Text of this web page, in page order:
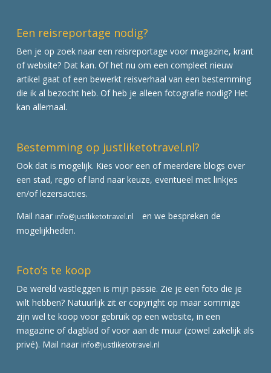
Een reisreportage nodig?
Ben je op zoek naar een reisreportage voor magazine, krant
of website? Dat kan. Of het nu om een compleet nieuw
artikel gaat of een bewerkt reisverhaal van een bestemming
die ik al bezocht heb. Of heb je alleen fotografie nodig? Het
kan allemaal.
Bestemming op justliketotravel.nl?
Ook dat is mogelijk. Kies voor een of meerdere blogs over
een stad, regio of land naar keuze, eventueel met linkjes
en/of lezersacties.
Mail naar info@justliketotravel.nl
en we bespreken de
mogelijkheden.
Foto’s te koop
De wereld vastleggen is mijn passie. Zie je een foto die je
wilt hebben? Natuurlijk zit er copyright op maar sommige
zijn wel te koop voor gebruik op een website, in een
magazine of dagblad of voor aan de muur (zowel zakelijk als
privé). Mail naar info@justliketotravel.nl